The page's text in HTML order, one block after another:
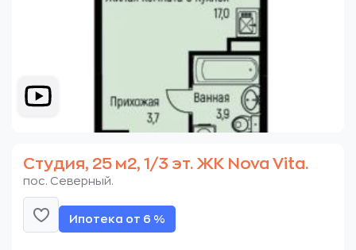
Студия, 25 м2, 1/3 эт. ЖК Nova Vita.
пос. Северный.
Ипотека от 6 %